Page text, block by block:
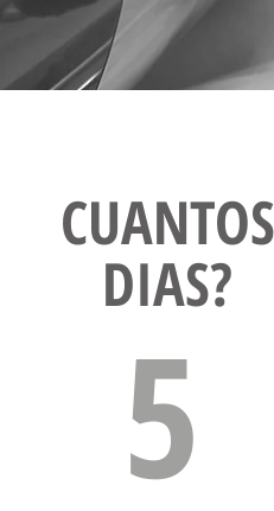
CUANTOS
DIAS?
5